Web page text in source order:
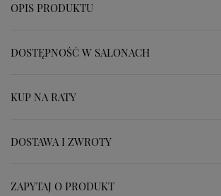
OPIS PRODUKTU
DOSTĘPNOŚĆ W SALONACH
KUP NA RATY
DOSTAWA I ZWROTY
ZAPYTAJ O PRODUKT